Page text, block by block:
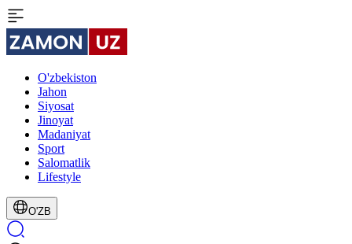
O'zbekiston
Jahon
Siyosat
Jinoyat
Madaniyat
Sport
Salomatlik
Lifestyle
O'ZB